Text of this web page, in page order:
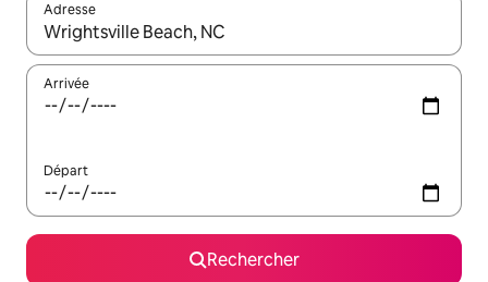
Adresse
Lorsque les résultats s'affichent, utilisez les flèches vers le
Arrivée
Départ
Rechercher